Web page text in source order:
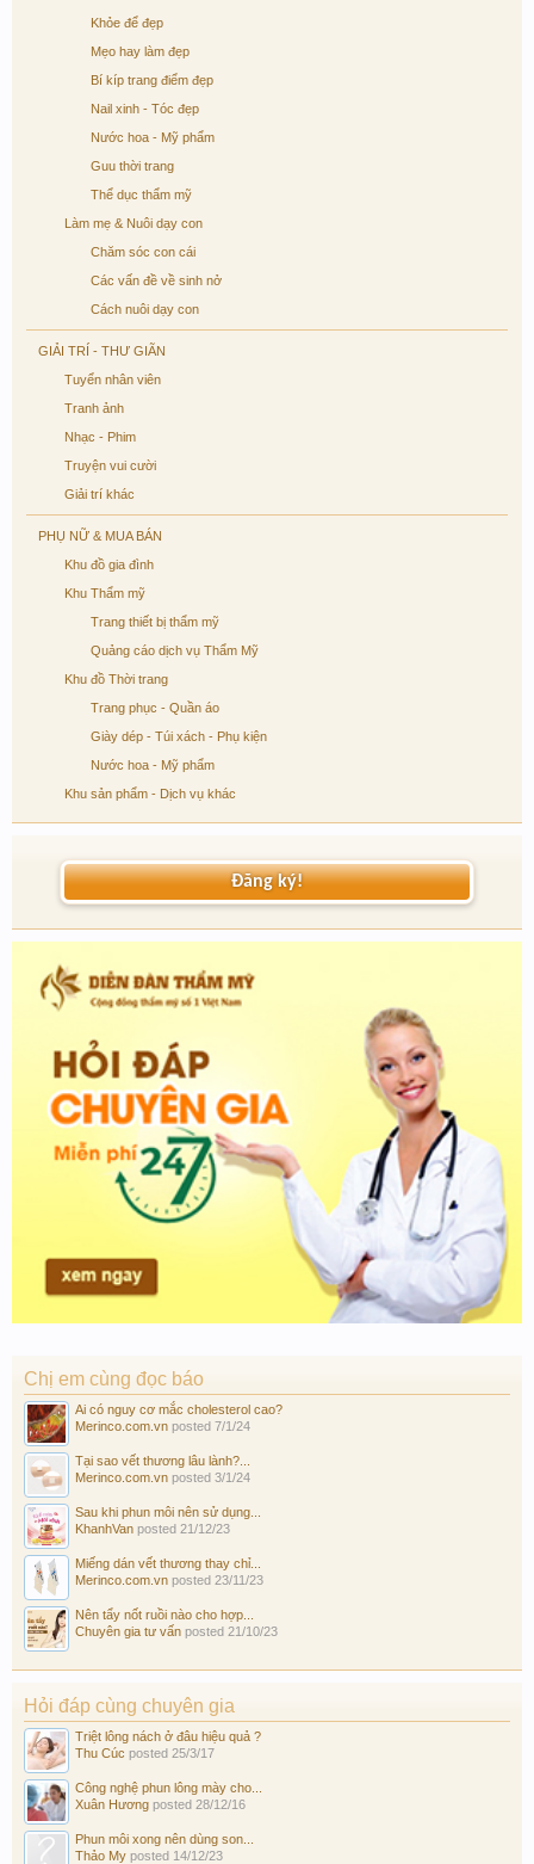
Khỏe để đẹp
Mẹo hay làm đẹp
Bí kíp trang điểm đẹp
Nail xinh - Tóc đẹp
Nước hoa - Mỹ phẩm
Guu thời trang
Thể dục thẩm mỹ
Làm mẹ & Nuôi dạy con
Chăm sóc con cái
Các vấn đề về sinh nở
Cách nuôi dạy con
GIẢI TRÍ - THƯ GIÃN
Tuyển nhân viên
Tranh ảnh
Nhạc - Phim
Truyện vui cười
Giải trí khác
PHỤ NỮ & MUA BÁN
Khu đồ gia đình
Khu Thẩm mỹ
Trang thiết bị thẩm mỹ
Quảng cáo dịch vụ Thẩm Mỹ
Khu đồ Thời trang
Trang phục - Quần áo
Giày dép - Túi xách - Phụ kiện
Nước hoa - Mỹ phẩm
Khu sản phẩm - Dịch vụ khác
Đăng ký!
Chị em cùng đọc báo
Ai có nguy cơ mắc cholesterol cao?
Merinco.com.vn posted 7/1/24
Tại sao vết thương lâu lành?...
Merinco.com.vn posted 3/1/24
Sau khi phun môi nên sử dụng...
KhanhVan posted 21/12/23
Miếng dán vết thương thay chỉ...
Merinco.com.vn posted 23/11/23
Nên tẩy nốt ruồi nào cho hợp...
Chuyên gia tư vấn posted 21/10/23
Hỏi đáp cùng chuyên gia
Triệt lông nách ở đâu hiệu quả ?
Thu Cúc posted 25/3/17
Công nghệ phun lông mày cho...
Xuân Hương posted 28/12/16
Phun môi xong nên dùng son...
Thảo My posted 14/12/23